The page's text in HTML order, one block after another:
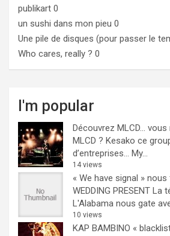
publikart 0
un sushi dans mon pieu 0
Une pile de disques (pour passer le
Who cares, really ? 0
I'm popular
Découvrez MLCD…
MLCD ? Kesako ce
d’entreprises… My...
14 views
« We have signal »
WEDDING PRESENT La
L'Alabama nous gate
10 views
KAP BAMBINO «